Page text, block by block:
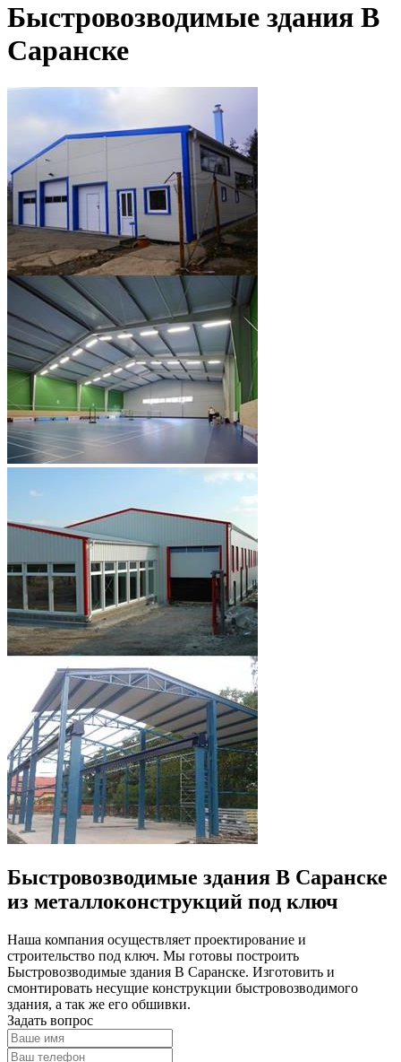
Быстровозводимые здания В
Саранске
Быстровозводимые здания В Саранске
из металлоконструкций под ключ
Наша компания осуществляет проектирование и
строительство под ключ. Мы готовы построить
Быстровозводимые здания В Саранске. Изготовить и
смонтировать несущие конструкции быстровозводимого
здания, а так же его обшивки.
Задать вопрос